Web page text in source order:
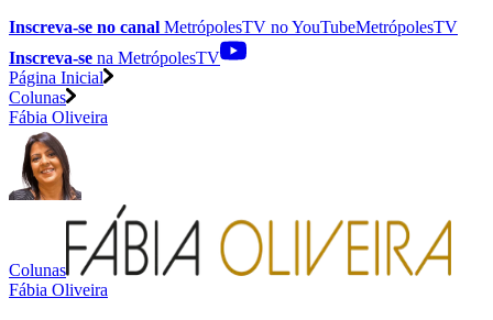
Inscreva-se no canal MetrópolesTV noYouTubeMetrópolesTV
Inscreva-se na MetrópolesTV
Página Inicial
Colunas
Fábia Oliveira
Colunas
Fábia Oliveira